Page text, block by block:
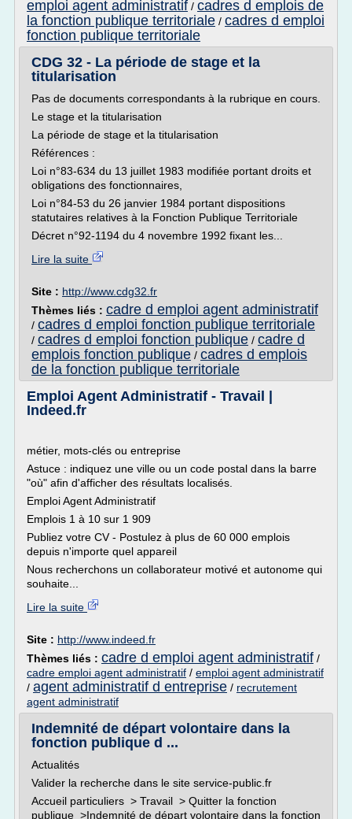
emploi agent administratif / cadres d emplois de
la fonction publique territoriale / cadres d emploi
fonction publique territoriale
CDG 32 - La période de stage et la
titularisation
Pas de documents correspondants à la rubrique en cours.
Le stage et la titularisation
La période de stage et la titularisation
Références :
Loi n°83-634 du 13 juillet 1983 modifiée portant droits et
obligations des fonctionnaires,
Loi n°84-53 du 26 janvier 1984 portant dispositions
statutaires relatives à la Fonction Publique Territoriale
Décret n°92-1194 du 4 novembre 1992 fixant les...
Lire la suite
Site : http://www.cdg32.fr
Thèmes liés : cadre d emploi agent administratif
/ cadres d emploi fonction publique territoriale
/ cadres d emploi fonction publique / cadre d
emplois fonction publique / cadres d emplois
de la fonction publique territoriale
Emploi Agent Administratif - Travail |
Indeed.fr
métier, mots-clés ou entreprise
Astuce : indiquez une ville ou un code postal dans la barre
"où" afin d'afficher des résultats localisés.
Emploi Agent Administratif
Emplois 1 à 10 sur 1 909
Publiez votre CV - Postulez à plus de 60 000 emplois
depuis n'importe quel appareil
Nous recherchons un collaborateur motivé et autonome qui
souhaite...
Lire la suite
Site : http://www.indeed.fr
Thèmes liés : cadre d emploi agent administratif /
cadre emploi agent administratif / emploi agent administratif
/ agent administratif d entreprise / recrutement
agent administratif
Indemnité de départ volontaire dans la
fonction publique d ...
Actualités
Valider la recherche dans le site service-public.fr
Accueil particuliers > Travail > Quitter la fonction
publique >Indemnité de départ volontaire dans la fonction